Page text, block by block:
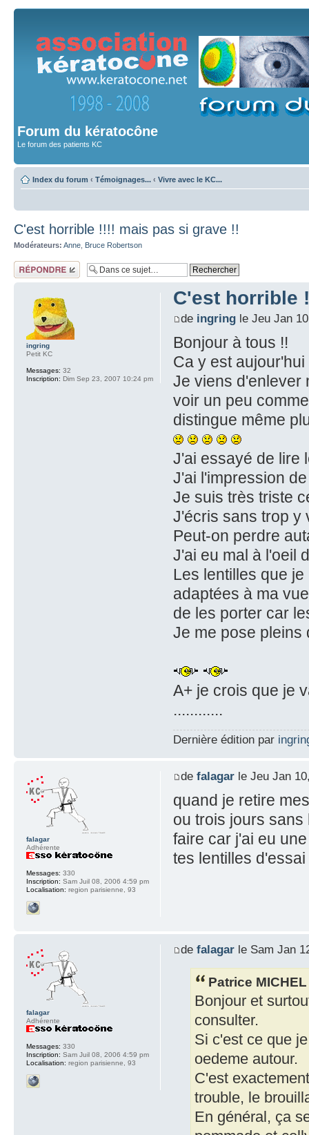
Forum du kératocône
Le forum des patients KC
Index du forum ‹ Témoignages... ‹ Vivre avec le KC...
C'est horrible !!!! mais pas si grave !!
Modérateurs: Anne Bruce Robertson
Répondre
C'est horrible
de ingringle Jeu Jan
Bonjour à tous !!
Ca y est
Je viens d'enlever
voir un peu
distingue même
J'ai essayé de lire
J'ai l'impression
Je suis très triste
J'écris sans trop y
Peut-on perdre
J'ai eu mal à l'oeil
Les lentilles que
adaptées à ma
de les porter car
Je me pose pleins
A+ je crois que je
............
Dernière édition par
ingring
Petit KC
Messages: 32
Inscription: Dim Sep 23, 2007 10:24 pm
de falagarle Jeu Jan
quand je retire
ou trois jours sans
faire car j'ai eu
tes lentilles
falagar
Adhérente
Messages: 330
Inscription: Sam Juil 08, 2006 4:59 pm
Localisation: region parisienne, 93
de falagarle Sam Jan
Patrice
Bonjour et
consulter.
Si c'est ce que
oedeme autour.
C'est
trouble, le
En général, ça
falagar
Adhérente
Messages: 330
Inscription: Sam Juil 08, 2006 4:59 pm
Localisation: region parisienne, 93